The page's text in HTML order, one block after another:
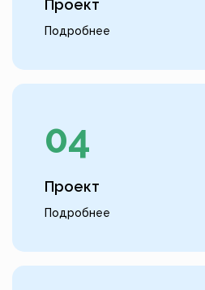
Проект
Подробнее
04
Проект
Подробнее